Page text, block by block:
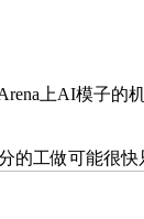
上AI模子的机
工做可能很快